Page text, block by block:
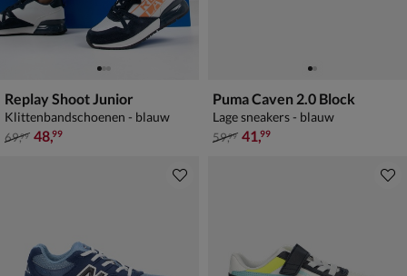
Replay Shoot Junior
Klittenbandschoenen - blauw
van € 69,99 voor € 48,99
69,99 48,99
Puma Caven 2.0 Block
Lage sneakers - blauw
van € 59,99 voor € 41,99
59,99 41,99